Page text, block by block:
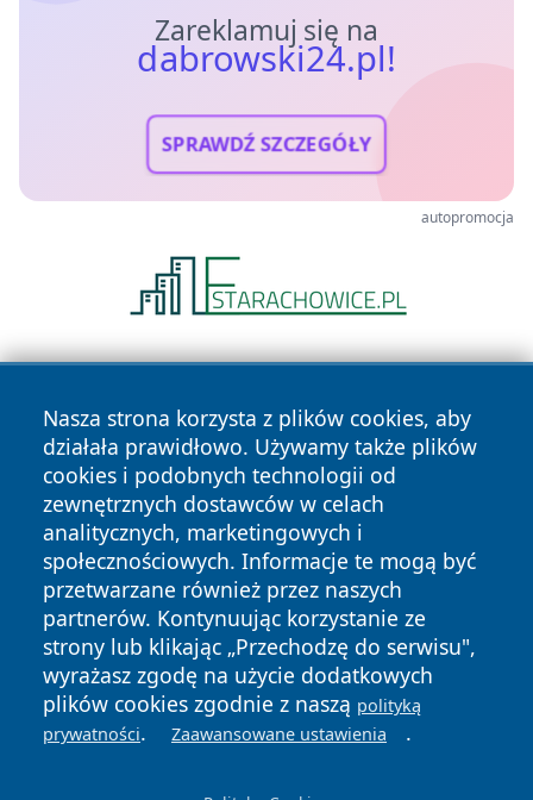
Zareklamuj się na
dabrowski24.pl!
SPRAWDŹ SZCZEGÓŁY
autopromocja
Nasza strona korzysta z plików cookies, aby
działała prawidłowo. Używamy także plików
cookies i podobnych technologii od
zewnętrznych dostawców w celach
analitycznych, marketingowych i
społecznościowych. Informacje te mogą być
przetwarzane również przez naszych
partnerów. Kontynuując korzystanie ze
strony lub klikając „Przechodzę do serwisu",
wyrażasz zgodę na użycie dodatkowych
plików cookies zgodnie z naszą polityką
prywatności. Zaawansowane ustawienia .
Copyright © 2026 dabrowski24.pl Wszystkie prawa
zastrzeżone.
News Autorzy
Polityka
Prywatności
Polityka
Cookies